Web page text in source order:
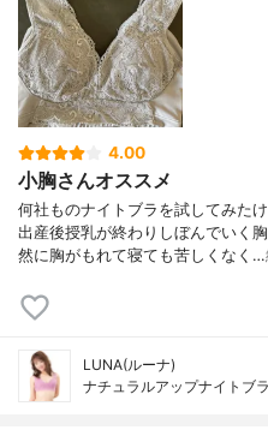
4.00
小胸さんオススメ
何社ものナイトブラを試してみた
出産後授乳が終わりしぼんでいく
然に胸がもれて寝ても苦しくなく…
LUNA(ルーナ)
ナチュラルアップナイトブラ